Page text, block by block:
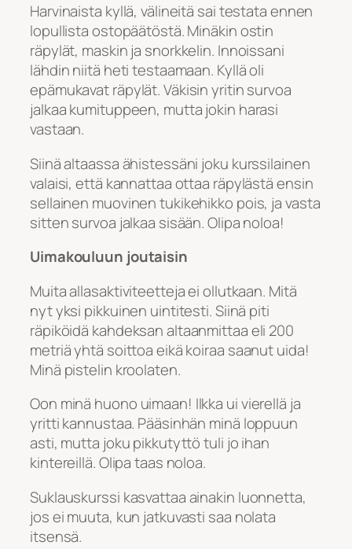
Harvinaista kyllä, välineitä sai testata ennen
lopullista ostopäätöstä. Minäkin ostin
räpylät, maskin ja snorkkelin. Innoissani
lähdin niitä heti testaamaan. Kyllä oli
epämukavat räpylät. Väkisin yritin survoa
jalkaa kumituppeen, mutta jokin harasi
vastaan.
Siinä altaassa ähistessäni joku kurssilainen
valaisi, että kannattaa ottaa räpylästä ensin
sellainen muovinen tukikehikko pois, ja vasta
sitten survoa jalkaa sisään. Olipa noloa!
Uimakouluun joutaisin
Muita allasaktiviteetteja ei ollutkaan. Mitä
nyt yksi pikkuinen uintitesti. Siinä piti
räpiköidä kahdeksan altaanmittaa eli 200
metriä yhtä soittoa eikä koiraa saanut uida!
Minä pistelin kroolaten.
Oon minä huono uimaan! Ilkka ui vierellä ja
yritti kannustaa. Pääsinhän minä loppuun
asti, mutta joku pikkutyttö tuli jo ihan
kintereillä. Olipa taas noloa.
Suklauskurssi kasvattaa ainakin luonnetta,
jos ei muuta, kun jatkuvasti saa nolata
itsensä.